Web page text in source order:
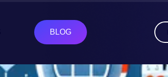
BLOG